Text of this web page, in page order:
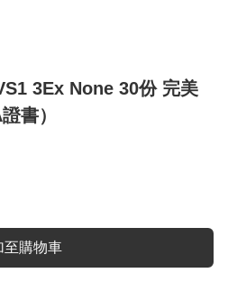
3Ex None 30份 完美
書）
至購物車